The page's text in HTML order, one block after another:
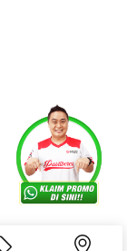
About Us